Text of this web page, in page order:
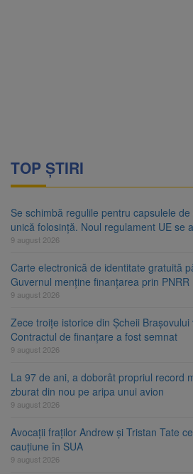
TOP ȘTIRI
Se schimbă regulile pentru capsulele
unică folosință. Noul regulament UE se
9 august 2026
Carte electronică de identitate gratuită
Guvernul menține finanțarea prin PNRR
9 august 2026
Zece troițe istorice din Șcheii
Contractul de finanțare a fost semnat
9 august 2026
La 97 de ani, a doborât propriul record
zburat din nou pe aripa unui avion
9 august 2026
Avocații fraților Andrew și Tristan Tate
cauțiune în SUA
9 august 2026